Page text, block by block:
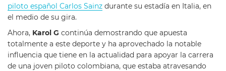
piloto español Carlos Sainz durante su estadía en Italia, en
el medio de su gira.
Ahora, Karol G continúa demostrando que apuesta
totalmente a este deporte y ha aprovechado la notable
influencia que tiene en la actualidad para apoyar la carrera
de una joven piloto colombiana, que estaba atravesando